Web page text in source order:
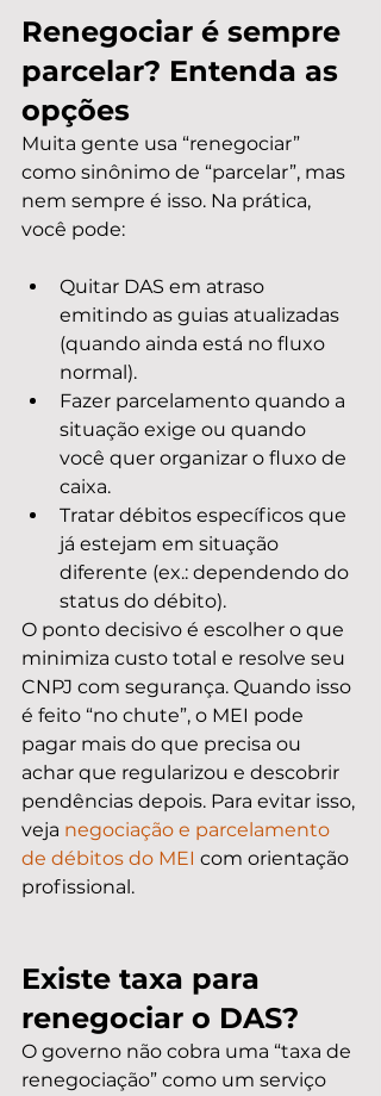
Renegociar é sempre
parcelar? Entenda as
opções
Muita gente usa “renegociar”
como sinônimo de “parcelar”, mas
nem sempre é isso. Na prática,
você pode:
Quitar DAS em atraso
emitindo as guias atualizadas
(quando ainda está no fluxo
normal).
Fazer parcelamento quando a
situação exige ou quando
você quer organizar o fluxo de
caixa.
Tratar débitos específicos que
já estejam em situação
diferente (ex.: dependendo do
status do débito).
O ponto decisivo é escolher o que
minimiza custo total e resolve seu
CNPJ com segurança. Quando isso
é feito “no chute”, o MEI pode
pagar mais do que precisa ou
achar que regularizou e descobrir
pendências depois. Para evitar isso,
veja negociação e parcelamento
de débitos do MEI com orientação
profissional.
Existe taxa para
renegociar o DAS?
O governo não cobra uma “taxa de
renegociação” como um serviço